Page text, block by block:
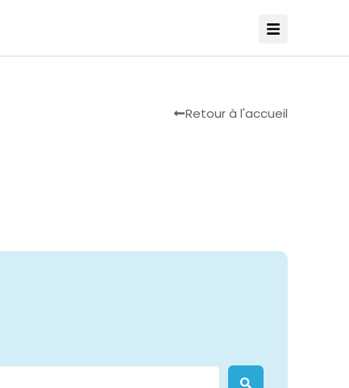
Retour à l'accueil